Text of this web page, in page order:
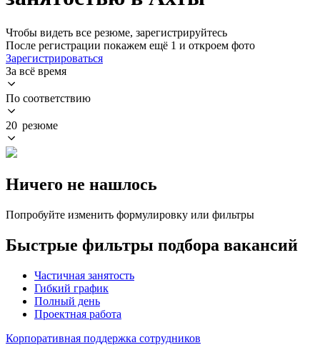
Чтобы видеть все резюме, зарегистрируйтесь
После регистрации покажем ещё 1 и откроем фото
Зарегистрироваться
За всё время
По соответствию
20 резюме
Ничего не нашлось
Попробуйте изменить формулировку или фильтры
Быстрые фильтры подбора вакансий
Частичная занятость
Гибкий график
Полный день
Проектная работа
Корпоративная поддержка сотрудников